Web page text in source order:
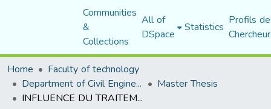
Communities
&
Collections
All of
DSpace Statistics Profils
Home
Faculty of technology
Department of Civil Engineering Master Thesis
INFLUENCE DU TRAITEMENT PAR CIMENT SUR LES CARACTERSTIQUES MECANIQUEQ DES SEDIMENTS DU BARRAGE KSOB (M'SILA)